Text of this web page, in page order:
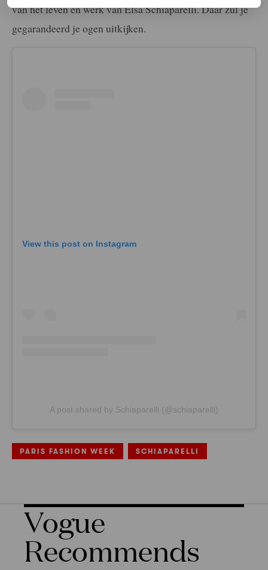
van het leven en werk van Elsa Schiaparelli. Daar zul je
gegarandeerd je ogen uitkijken.
View this post on Instagram
A post shared by Schiaparelli (@schiaparelli)
PARIS FASHION WEEK SCHIAPARELLI
Vogue
Recommends